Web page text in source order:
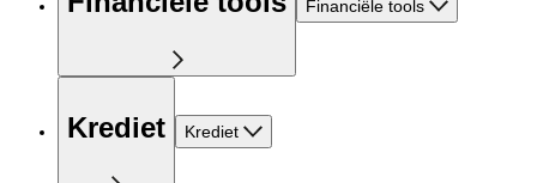
Financiële tools
Krediet Krediet